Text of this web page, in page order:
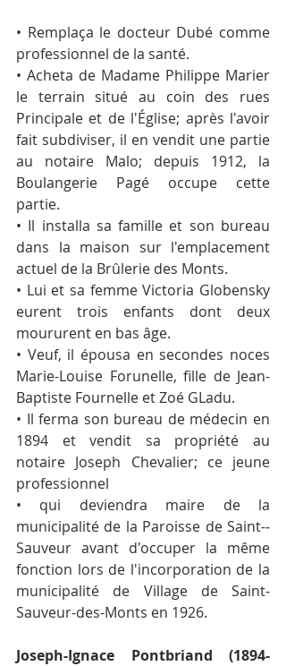
• Remplaça le docteur Dubé comme
professionnel de la santé.
• Acheta de Madame Philippe Marier
le terrain situé au coin des rues
Principale et de l'Église; après l'avoir
fait subdiviser, il en vendit une partie
au notaire Malo; depuis 1912, la
Boulangerie Pagé occupe cette
partie.
• Il installa sa famille et son bureau
dans la maison sur l'emplacement
actuel de la Brûlerie des Monts.
• Lui et sa femme Victoria Globensky
eurent trois enfants dont deux
moururent en bas âge.
• Veuf, il épousa en secondes noces
Marie-Louise Forunelle, fille de Jean-
Baptiste Fournelle et Zoé GLadu.
• Il ferma son bureau de médecin en
1894 et vendit sa propriété au
notaire Joseph Chevalier; ce jeune
professionnel
• qui deviendra maire de la
municipalité de la Paroisse de Saint-­
Sauveur avant d'occuper la même
fonction lors de l'incorporation de la
municipalité de Village de Saint-
Sauveur-des-Monts en 1926.
Joseph-Ignace Pontbriand (1894-